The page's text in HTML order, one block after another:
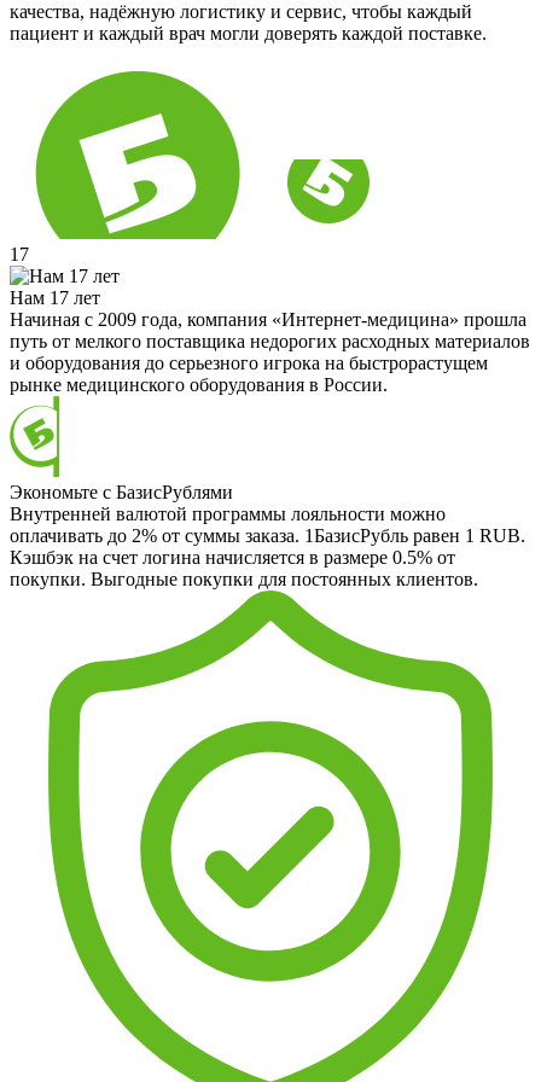
качества, надёжную логистику и сервис, чтобы каждый
пациент и каждый врач могли доверять каждой поставке.
17
Нам 17 лет
Начиная с 2009 года, компания «Интернет-медицина» прошла
путь от мелкого поставщика недорогих расходных материалов
и оборудования до серьезного игрока на быстрорастущем
рынке медицинского оборудования в России.
Экономьте с БазисРублями
Внутренней валютой программы лояльности можно
оплачивать до 2% от суммы заказа. 1БазисРубль равен 1 RUB.
Кэшбэк на счет логина начисляется в размере 0.5% от
покупки. Выгодные покупки для постоянных клиентов.